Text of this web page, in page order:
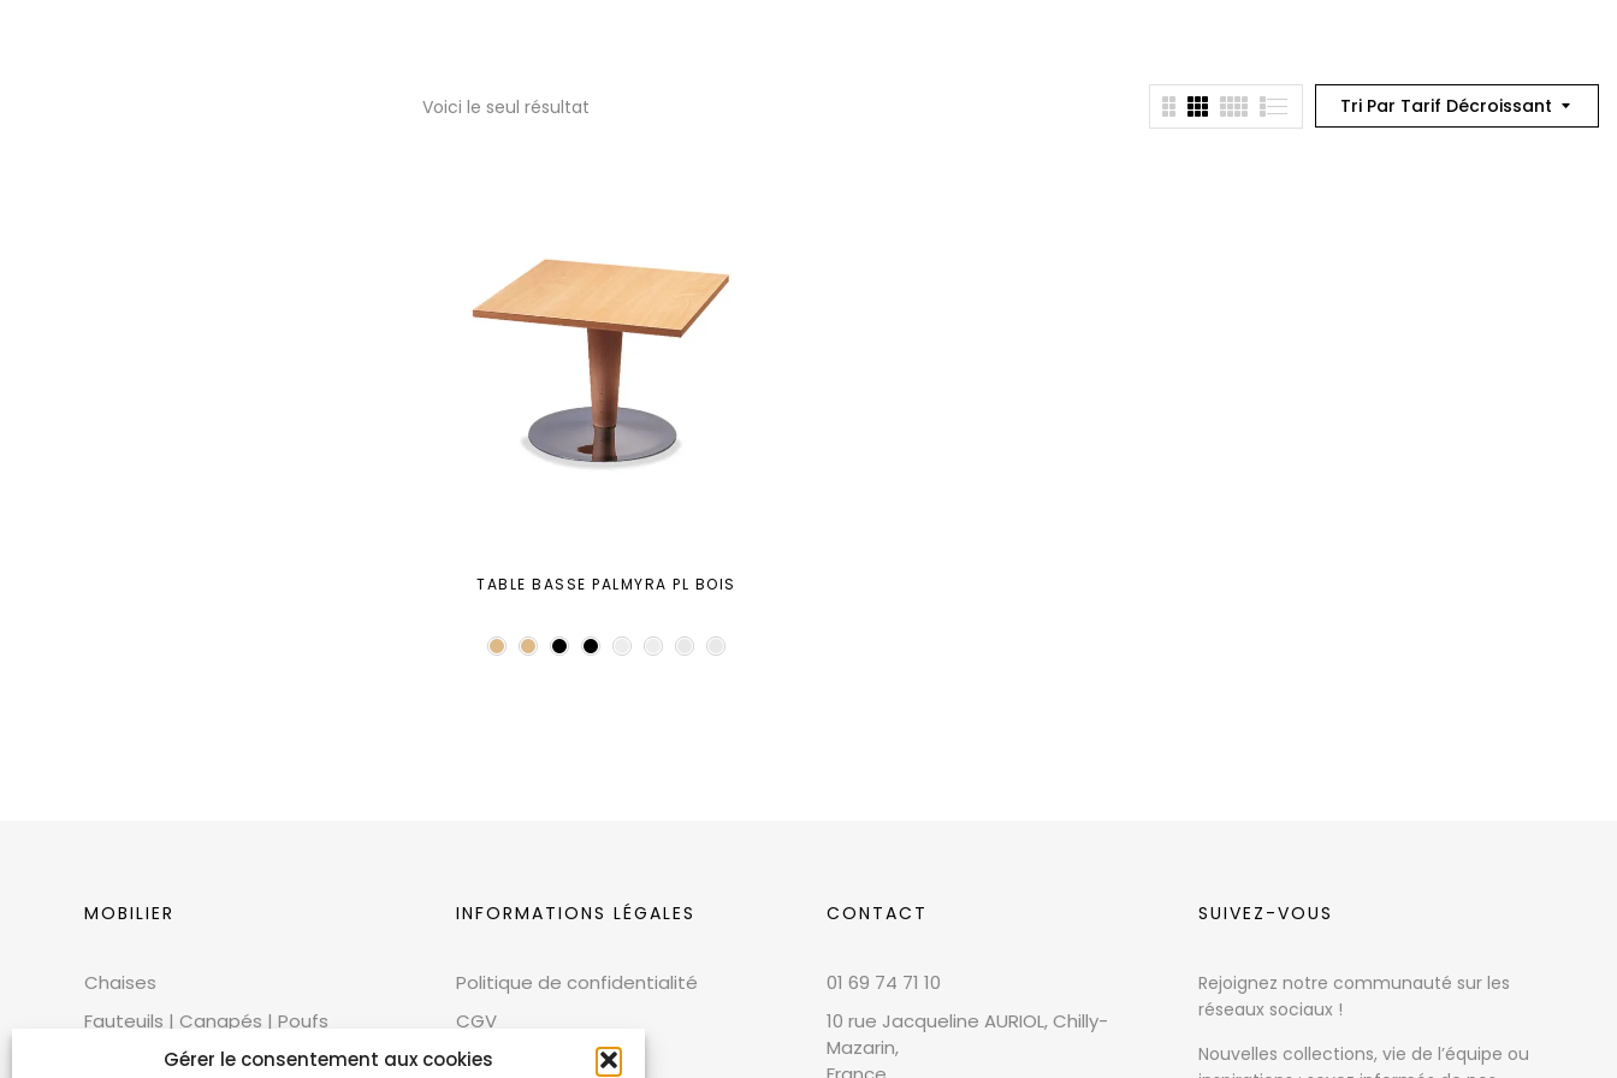
Gérer le consentement aux cookies
Tri Par Tarif Décroissant
Voici le seul résultat
TABLE BASSE PALMYRA PL BOIS
MOBILIER
Chaises
Fauteuils | Canapés | Poufs
Mobilier extérieur
INFORMATIONS LÉGALES
Politique de confidentialité
CGV
CGU
CONTACT
01 69 74 71 10
10 rue Jacqueline AURIOL, Chilly-
Mazarin,
SUIVEZ-VOUS
Rejoignez notre communauté sur les
réseaux sociaux !
Nouvelles collections, vie de l’équipe ou